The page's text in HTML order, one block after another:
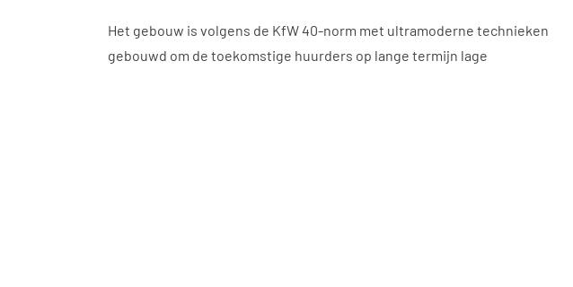
Het gebouw is volgens de KfW 40-norm met ultramoderne technieken
gebouwd om de toekomstige huurders op lange termijn lage